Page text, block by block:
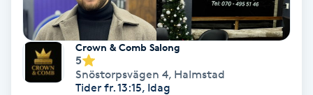
Fibromassage
Fillers
Fotmassage
Crown & Comb Salong
5
Snöstorpsvägen 4, Halmstad
Tider fr. 13:15, Idag